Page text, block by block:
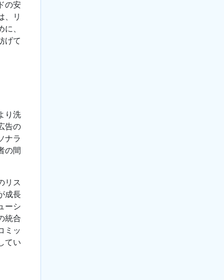
の安
、リ
、
げて
り洗
告の
ナラ
の間
リス
成長
ーシ
統合
ミッ
てい